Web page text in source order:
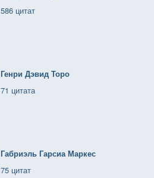
586 цитат
Генри Дэвид Торо
71 цитата
Габриэль Гарсиа Маркес
75 цитат